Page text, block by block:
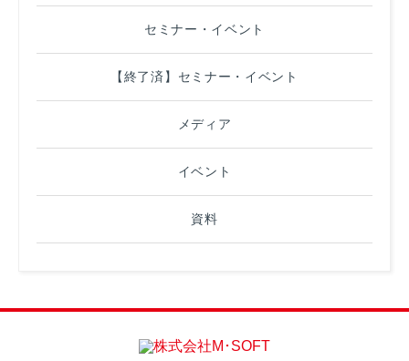
セミナー・イベント
【終了済】セミナー・イベント
メディア
イベント
資料